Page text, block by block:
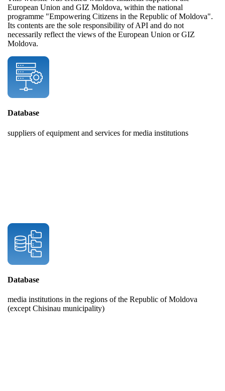
European Union and GIZ Moldova, within the national
programme "Empowering Citizens in the Republic of Moldova".
Its contents are the sole responsibility of API and do not
necessarily reflect the views of the European Union or GIZ
Moldova.
Database
suppliers of equipment and services for media institutions
Database
media institutions in the regions of the Republic of Moldova
(except Chisinau municipality)